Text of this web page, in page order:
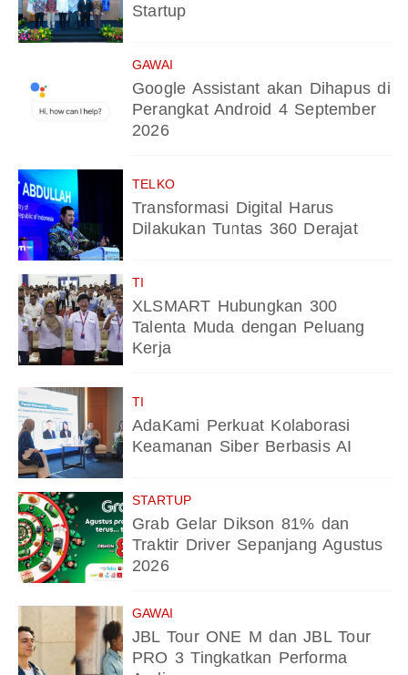
Startup
GAWAI
Google Assistant akan Dihapus di
Perangkat Android 4 September
2026
TELKO
Transformasi Digital Harus
Dilakukan Tuntas 360 Derajat
TI
XLSMART Hubungkan 300
Talenta Muda dengan Peluang
Kerja
TI
AdaKami Perkuat Kolaborasi
Keamanan Siber Berbasis AI
STARTUP
Grab Gelar Dikson 81% dan
Traktir Driver Sepanjang Agustus
2026
GAWAI
JBL Tour ONE M dan JBL Tour
PRO 3 Tingkatkan Performa